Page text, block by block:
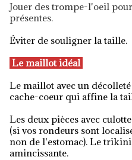
Jouer des trompe-l'oeil
présentes.
Éviter de souligner la taille.
Le maillot idéal
Le maillot avec un
cache-coeur qui affine la
Les deux pièces avec
(si vos rondeurs sont
non de l'estomac). Le
amincissante.